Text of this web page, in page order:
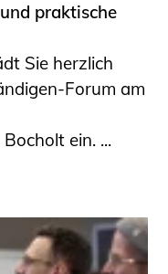
praktische
Sie herzlich
Forum am
ein. ...